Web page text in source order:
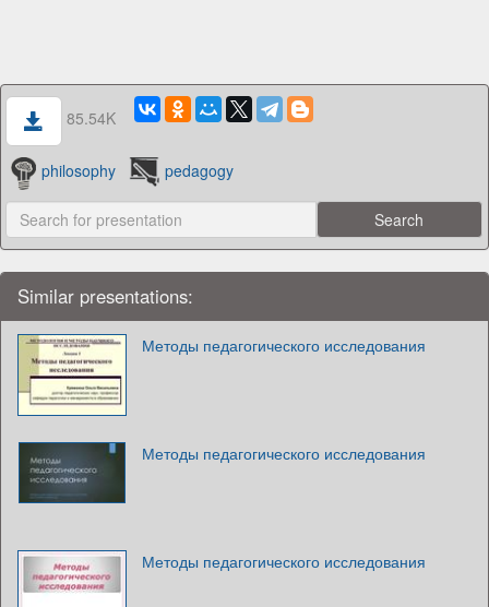
85.54K
philosophy pedagogy
Similar presentations:
Методы педагогического исследования
Методы педагогического исследования
Методы педагогического исследования